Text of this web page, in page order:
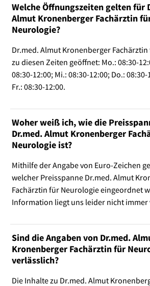
Welche Öffnungszeiten gelten für
Almut Kronenberger Fachärztin
Neurologie?
Dr.med. Almut Kronenberger
zu diesen Zeiten geöffnet: Mo.: 08:30-
08:30-12:00; Mi.: 08:30-12:00; Do.:
Fr.: 08:30-12:00.
Woher weiß ich, wie die
Dr.med. Almut Kronenberger
Neurologie ist?
Mithilfe der Angabe von Euro-Zeichen
welcher Preisspanne Dr.med. Almut
Fachärztin für Neurologie eingeordnet
Information liegt uns leider nicht immer
Sind die Angaben von Dr.med.
Kronenberger Fachärztin für
verlässlich?
Die Inhalte zu Dr.med. Almut